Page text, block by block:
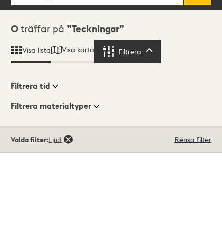
Sökresultat
0 träffar på Teckningar
Visa lista Visa karta Filtrera
Visningsläge
Filtrera tid
Filtrera materialtyper
träffar
Valda filter:Ljud Rensa filter